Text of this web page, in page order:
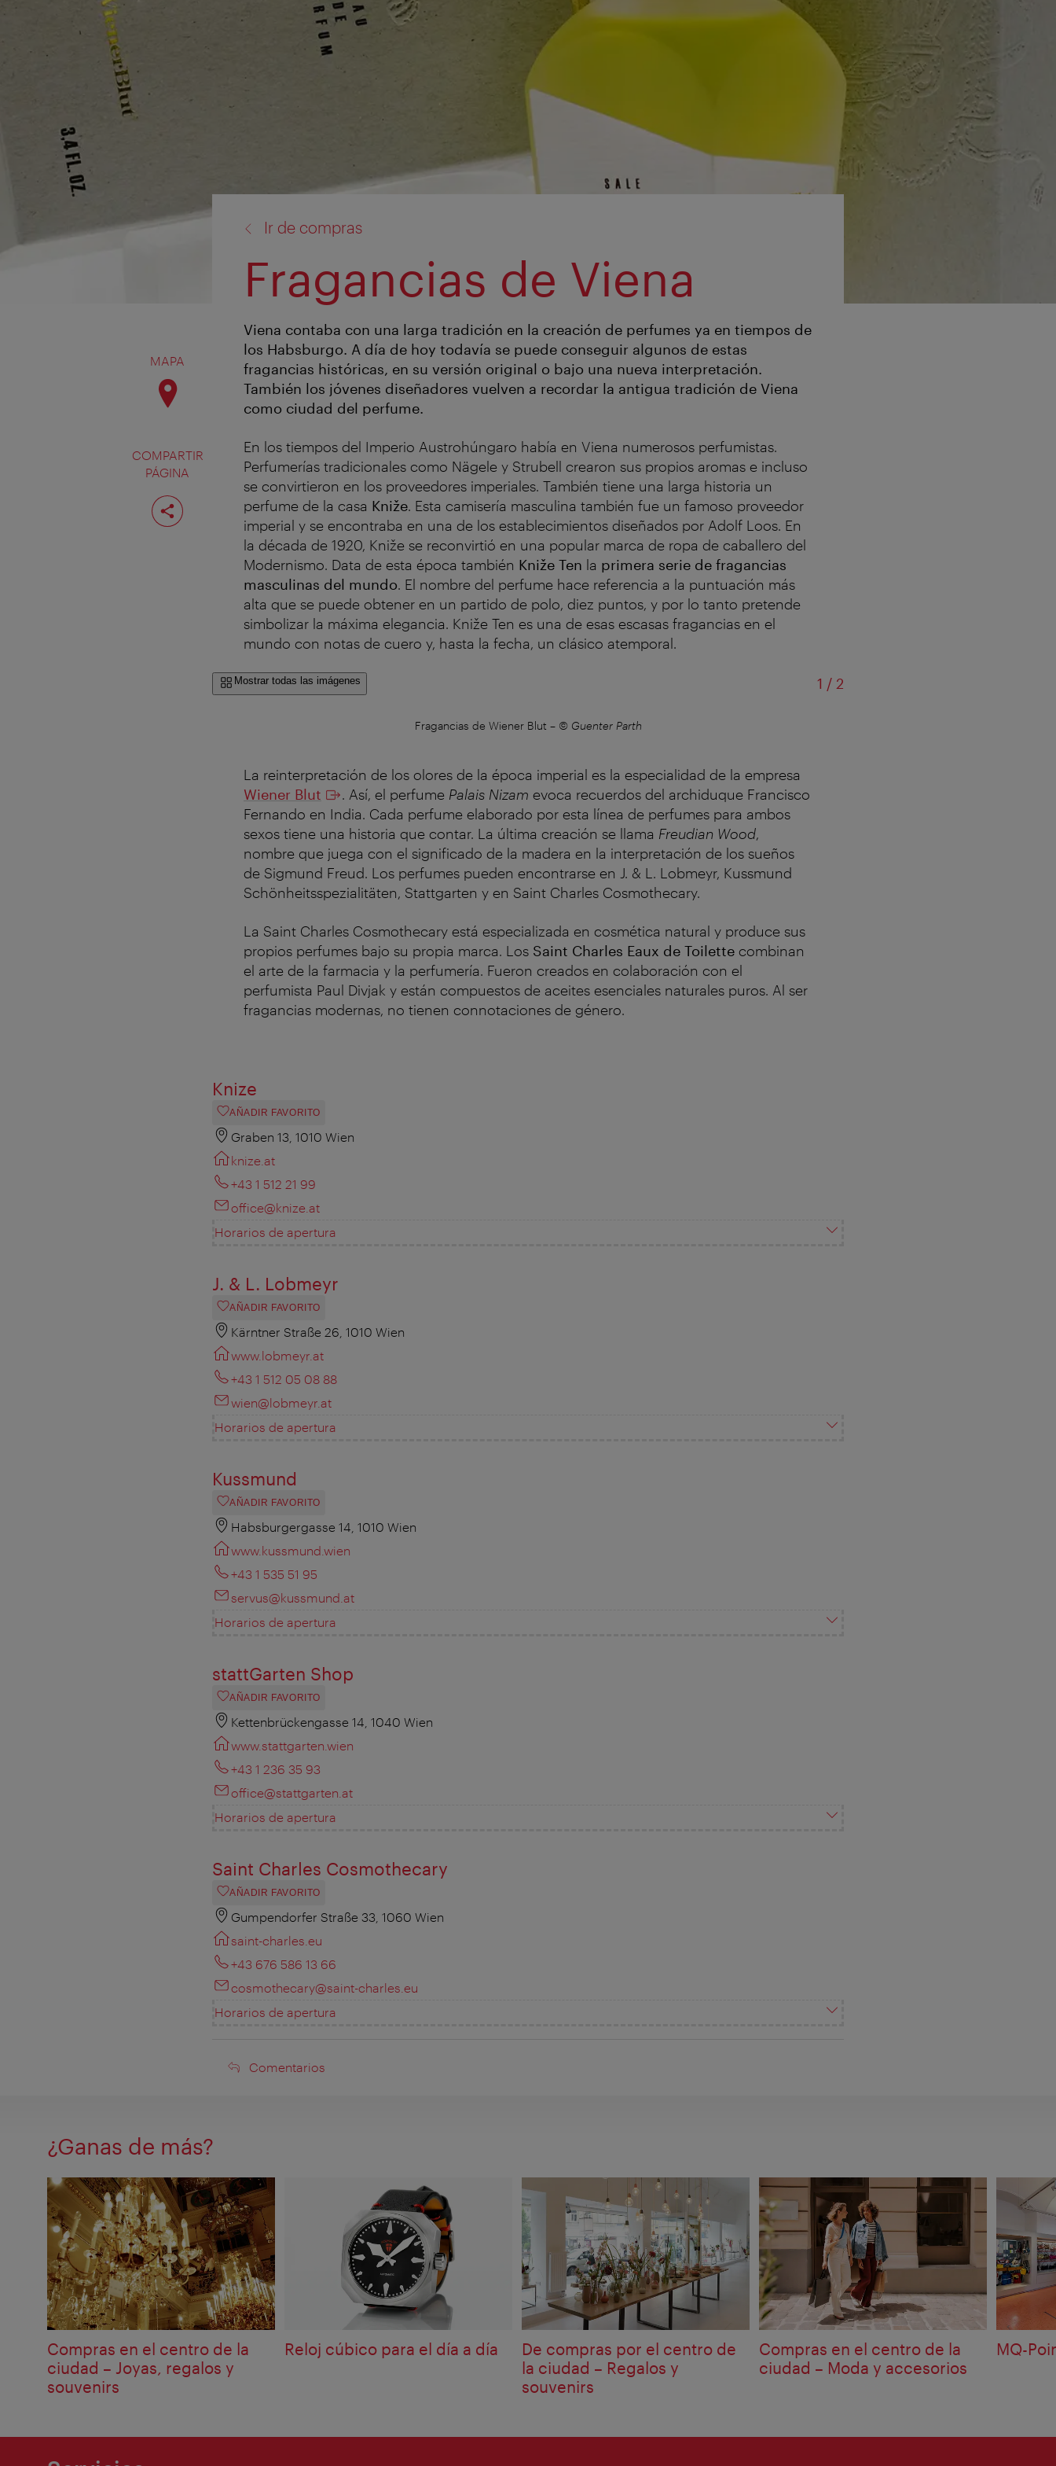
MAPA
COMPARTIR
PÁGINA
Compartir
página
Ir de compras
Fragancias de Viena
Viena contaba con una larga tradición en la creación de perfumes ya en tiempos de
los Habsburgo. A día de hoy todavía se puede conseguir algunos de estas
fragancias históricas, en su versión original o bajo una nueva interpretación.
También los jóvenes diseñadores vuelven a recordar la antigua tradición de Viena
como ciudad del perfume.
En los tiempos del Imperio Austrohúngaro había en Viena numerosos perfumistas.
Perfumerías tradicionales como Nägele y Strubell crearon sus propios aromas e incluso
se convirtieron en los proveedores imperiales. También tiene una larga historia un
perfume de la casa Kniže. Esta camisería masculina también fue un famoso proveedor
imperial y se encontraba en una de los establecimientos diseñados por Adolf Loos. En
la década de 1920, Kniže se reconvirtió en una popular marca de ropa de caballero del
Modernismo. Data de esta época también Kniže Ten la primera serie de fragancias
masculinas del mundo. El nombre del perfume hace referencia a la puntuación más
alta que se puede obtener en un partido de polo, diez puntos, y por lo tanto pretende
simbolizar la máxima elegancia. Kniže Ten es una de esas escasas fragancias en el
mundo con notas de cuero y, hasta la fecha, un clásico atemporal.
Mostrar todas las imágenes 1 /de
2
Fragancias de Wiener Blut – © Guenter Parth
La reinterpretación de los olores de la época imperial es la especialidad de la empresa
Wiener Blut
. Así, el perfume Palais Nizam evoca recuerdos del archiduque Francisco
Fernando en India. Cada perfume elaborado por esta línea de perfumes para ambos
sexos tiene una historia que contar. La última creación se llama Freudian Wood,
nombre que juega con el significado de la madera en la interpretación de los sueños
de Sigmund Freud. Los perfumes pueden encontrarse en J. & L. Lobmeyr, Kussmund
Schönheitsspezialitäten, Stattgarten y en Saint Charles Cosmothecary.
La Saint Charles Cosmothecary está especializada en cosmética natural y produce sus
propios perfumes bajo su propia marca. Los Saint Charles Eaux de Toilette combinan
el arte de la farmacia y la perfumería. Fueron creados en colaboración con el
perfumista Paul Divjak y están compuestos de aceites esenciales naturales puros. Al ser
fragancias modernas, no tienen connotaciones de género.
Knize
AÑADIR FAVORITO
Graben 13, 1010 Wien
knize.at
+43 1 512 21 99
office@knize.at
Horarios de apertura
J. & L. Lobmeyr
AÑADIR FAVORITO
Kärntner Straße 26, 1010 Wien
www.lobmeyr.at
+43 1 512 05 08 88
wien@lobmeyr.at
Horarios de apertura
Kussmund
AÑADIR FAVORITO
Habsburgergasse 14, 1010 Wien
www.kussmund.wien
+43 1 535 51 95
servus@kussmund.at
Horarios de apertura
stattGarten Shop
AÑADIR FAVORITO
Kettenbrückengasse 14, 1040 Wien
www.stattgarten.wien
+43 1 236 35 93
office@stattgarten.at
Horarios de apertura
Saint Charles Cosmothecary
AÑADIR FAVORITO
Gumpendorfer Straße 33, 1060 Wien
saint-charles.eu
+43 676 586 13 66
cosmothecary@saint-charles.eu
Horarios de apertura
Comentarios
Comentarios
¿Ganas de más?
Compras en el centro de la
ciudad – Joyas, regalos y
souvenirs
Reloj cúbico para el día a día
De compras por el centro de
la ciudad – Regalos y
souvenirs
Compras en el centro de la
ciudad – Moda y accesorios
MQ-